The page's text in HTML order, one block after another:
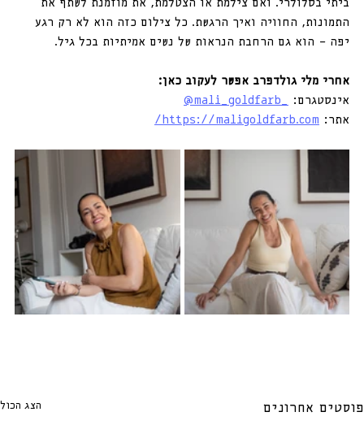
ביתי בסלולרי. ואם צילמת או הצטלמת, את מוזמנת לשתף את
התמונות, החוויה ואיך הרגשת. כל צילום כזה הוא לא רק רגע
יפה — הוא גם הרחבת הנראות של נשים אמיתיות בכל גיל.
אחרי מלי גולדפרב אפשר לעקוב כאן:
אינסטגרם:
אתר: https://maligoldfarb.com/
פוסטים אחרונים הצג הכול